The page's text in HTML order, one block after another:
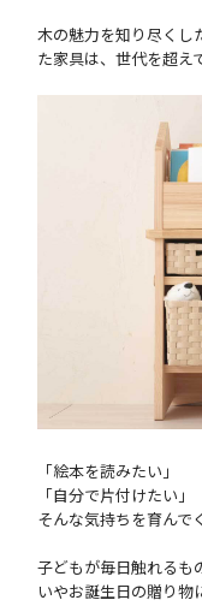
木の魅力を知り尽くし
た家具は、世代を超え
「絵本を読みたい」
「自分で片付けたい」
そんな気持ちを育んで
子どもが毎日触れるも
いやお誕生日の贈り物